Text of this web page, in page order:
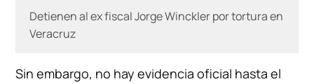
Detienen al ex fiscal Jorge Winckler por tortura en
Veracruz
Sin embargo, no hay evidencia oficial hasta el